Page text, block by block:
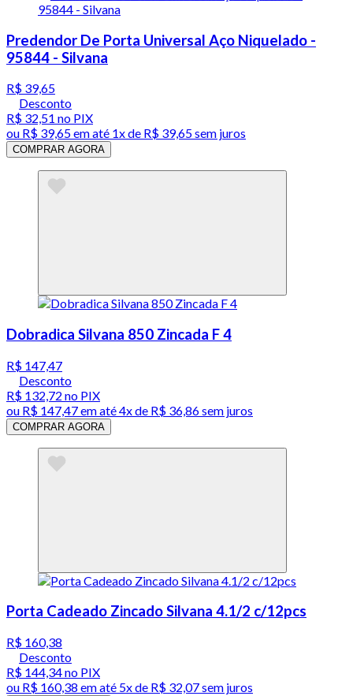
Predendor De Porta Universal Aço Niquelado -
95844 - Silvana
R$ 39,65
Desconto
R$ 32,51 no PIX
ou R$ 39,65em até 1x de R$ 39,65sem juros
COMPRAR AGORA
Dobradica Silvana 850 Zincada F 4
R$ 147,47
Desconto
R$ 132,72 no PIX
ou R$ 147,47em até4x de R$ 36,86 sem juros
COMPRAR AGORA
Porta Cadeado Zincado Silvana 4.1/2 c/12pcs
R$ 160,38
Desconto
R$ 144,34no PIX
ou R$ 160,38 em até 5x de R$ 32,07 sem juros